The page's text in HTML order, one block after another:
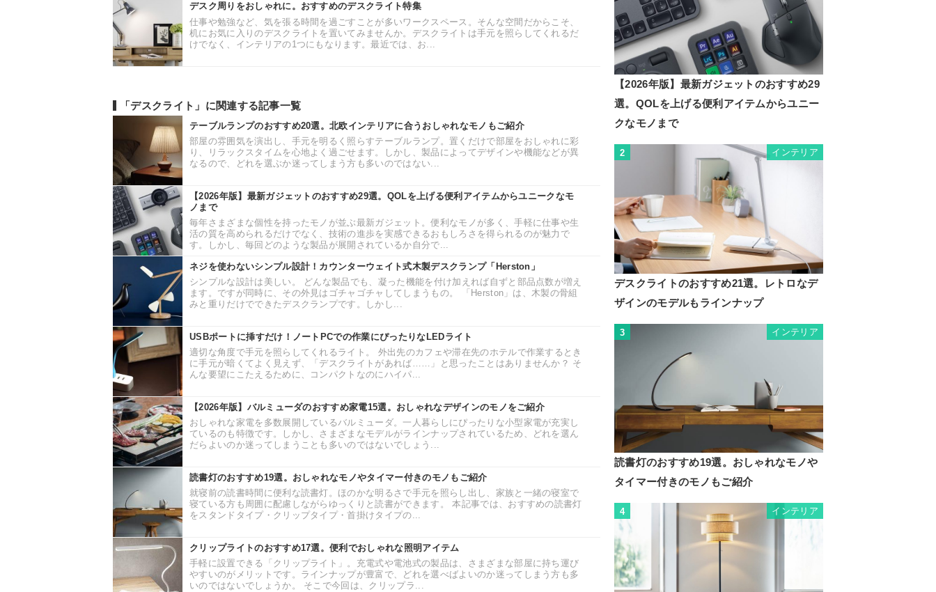
デスク周りをおしゃれに。おすすめのデスクライト特集
仕事や勉強など、気を張る時間を過ごすことが多いワークスペース。そんな空間だからこそ、
机にお気に入りのデスクライトを置いてみませんか。デスクライトは手元を照らしてくれるだ
けでなく、インテリアの1つにもなります。最近では、お...
「デスクライト」に関連する記事一覧
テーブルランプのおすすめ20選。北欧インテリアに合うおしゃれなモノもご紹介
部屋の雰囲気を演出し、手元を明るく照らすテーブルランプ。置くだけで部屋をおしゃれに彩
り、リラックスタイムを心地よく過ごせます。しかし、製品によってデザインや機能などが異
なるので、どれを選ぶか迷ってしまう方も多いのではない...
【2026年版】最新ガジェットのおすすめ29選。QOLを上げる便利アイテムからユニークなモ
ノまで
毎年さまざまな個性を持ったモノが並ぶ最新ガジェット。便利なモノが多く、手軽に仕事や生
活の質を高められるだけでなく、技術の進歩を実感できるおもしろさを得られるのが魅力で
す。しかし、毎回どのような製品が展開されているか自分で...
ネジを使わないシンプル設計！カウンターウェイト式木製デスクランプ「Herston」
シンプルな設計は美しい。 どんな製品でも、凝った機能を付け加えれば自ずと部品点数が増え
ます。ですが同時に、その外見はゴチャゴチャしてしまうもの。 「Herston」は、木製の骨組
みと重りだけでできたデスクランプです。しかし...
USBポートに挿すだけ！ノートPCでの作業にぴったりなLEDライト
適切な角度で手元を照らしてくれるライト。 外出先のカフェや滞在先のホテルで作業するとき
に手元が暗くてよく見えず、「デスクライトがあれば……」と思ったことはありませんか？ そ
んな要望にこたえるために、コンパクトなのにハイパ...
【2026年版】バルミューダのおすすめ家電15選。おしゃれなデザインのモノをご紹介
おしゃれな家電を多数展開しているバルミューダ。一人暮らしにぴったりな小型家電が充実し
ているのも特徴です。しかし、さまざまなモデルがラインナップされているため、どれを選ん
だらよいのか迷ってしまうことも多いのではないでしょう...
読書灯のおすすめ19選。おしゃれなモノやタイマー付きのモノもご紹介
就寝前の読書時間に便利な読書灯。ほのかな明るさで手元を照らし出し、家族と一緒の寝室で
寝ている方も周囲に配慮しながらゆっくりと読書ができます。 本記事では、おすすめの読書灯
をスタンドタイプ・クリップタイプ・首掛けタイプの...
クリップライトのおすすめ17選。便利でおしゃれな照明アイテム
手軽に設置できる「クリップライト」。充電式や電池式の製品は、さまざまな部屋に持ち運び
やすいのがメリットです。ラインナップが豊富で、どれを選べばよいのか迷ってしまう方も多
いのではないでしょうか。 そこで今回は、クリップラ...
【2026年版】最新ガジェットのおすすめ29
選。QOLを上げる便利アイテムからユニー
クなモノまで
2 インテリア
デスクライトのおすすめ21選。レトロなデ
ザインのモデルもラインナップ
3 インテリア
読書灯のおすすめ19選。おしゃれなモノや
タイマー付きのモノもご紹介
4 インテリア